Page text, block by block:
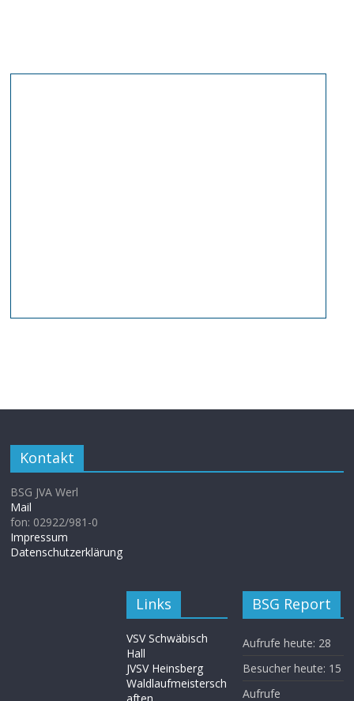
Kontakt
BSG JVA Werl
Mail
fon: 02922/981-0
Impressum
Datenschutzerklärung
Links
VSV Schwäbisch
Hall
JVSV Heinsberg
Waldlaufmeistersch
BSG Report
Aufrufe heute: 28
Besucher heute: 15
Aufrufe